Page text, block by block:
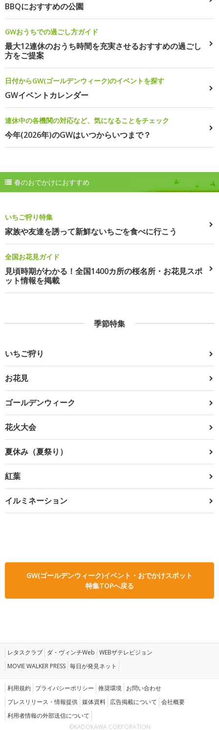
BBQにおすすめの公園
GWおうちでの過ごし方ガイド
最大12連休のおうち時間を充実させるおすすめの過ごし
方をご提案
日付からGW(ゴールデンウィーク)のイベントを探す
GWイベントカレンダー
連休中の各機関の対応など、気になることをチェック
今年(2026年)のGWはいつからいつまで？
春のおでかけにおすすめ
いちご狩り特集
家族や友達を誘って新鮮ないちごを食べに行こう
全国お花見ガイド
見頃時期がわかる！全国1400カ所の桜名所・お花見スポ
ット情報を掲載
季節特集
いちご狩り
お花見
ゴールデンウィーク
花火大会
夏休み（夏祭り）
紅葉
イルミネーション
GW(ゴールデンウィーク)イベント・おでかけスポット
特集TOPへ戻る
レタスクラブ ダ・ヴィンチWeb WEBザテレビジョン
MOVIE WALKER PRESS 毎日が発見ネット
利用規約 プライバシーポリシー 推奨環境 お問い合わせ
プレスリリース・情報提供 媒体資料 広告掲載について 会社概要
利用者情報の外部送信について
©KADOKAWA CORPORATION